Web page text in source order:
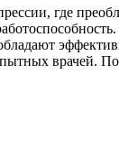
где
врачей.